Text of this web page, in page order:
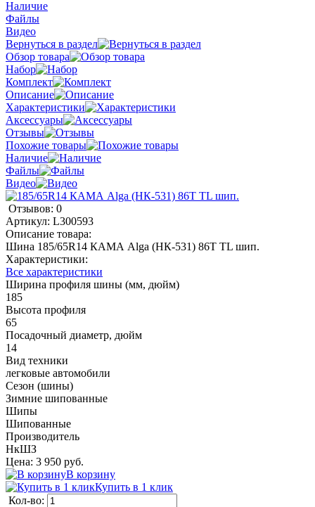
Наличие
Файлы
Видео
Вернуться в раздел
Обзор товара
Набор
Комплект
Описание
Характеристики
Аксессуары
Отзывы
Похожие товары
Наличие
Файлы
Видео
Отзывов: 0
Артикул: L300593
Описание товара:
Шина 185/65R14 КАМА Alga (НК-531) 86T TL шип.
Характеристики:
Все характеристики
Ширина профиля шины (мм, дюйм)
185
Высота профиля
65
Посадочный диаметр, дюйм
14
Вид техники
легковые автомобили
Сезон (шины)
Зимние шипованные
Шипы
Шипованные
Производитель
НкШЗ
Цена: 3 950 руб.
В корзину
Купить в 1 клик
Кол-во: